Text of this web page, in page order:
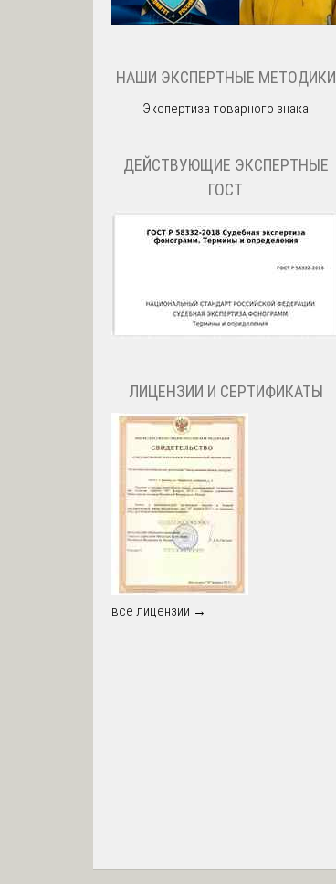
НАШИ ЭКСПЕРТНЫЕ МЕТОДИКИ
Экспертиза товарного знака
ДЕЙСТВУЮЩИЕ ЭКСПЕРТНЫЕ
ГОСТ
ЛИЦЕНЗИИ И СЕРТИФИКАТЫ
все лицензии →